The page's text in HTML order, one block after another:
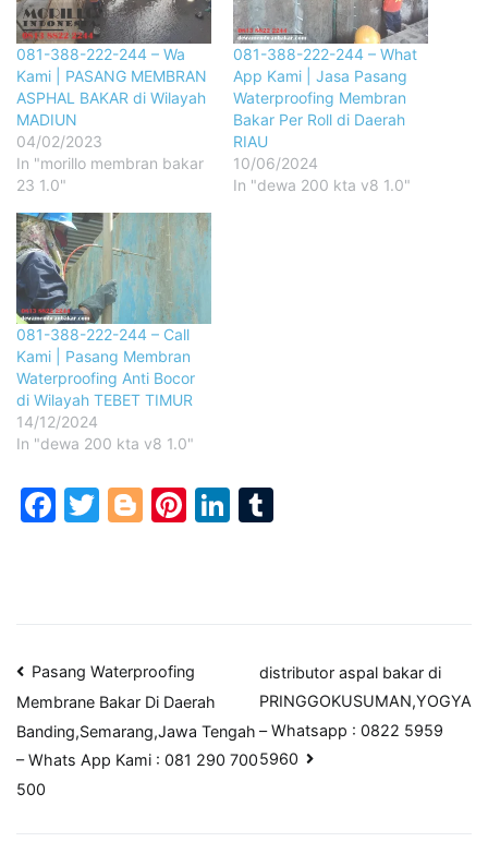
081-388-222-244 – Wa
Kami | PASANG MEMBRAN
ASPHAL BAKAR di Wilayah
MADIUN
04/02/2023
In "morillo membran bakar
23 1.0"
081-388-222-244 – What
App Kami | Jasa Pasang
Waterproofing Membran
Bakar Per Roll di Daerah
RIAU
10/06/2024
In "dewa 200 kta v8 1.0"
081-388-222-244 – Call
Kami | Pasang Membran
Waterproofing Anti Bocor
di Wilayah TEBET TIMUR
14/12/2024
In "dewa 200 kta v8 1.0"
Facebook
Twitter
Blogger
Pinterest
LinkedIn
Post
navigation
Pasang Waterproofing
Membrane Bakar Di Daerah
Banding,Semarang,Jawa Tengah
– Whats App Kami : 081 290 700
500
distributor aspal bakar di
PRINGGOKUSUMAN,YOGYA
– Whatsapp : 0822 5959
5960